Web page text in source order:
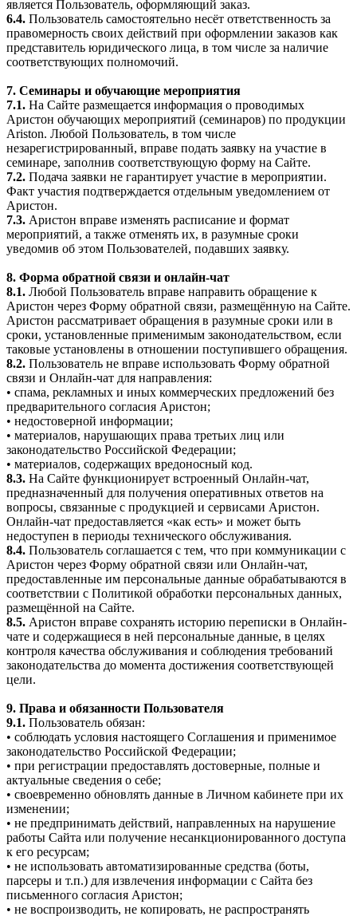
является Пользователь, оформляющий заказ.
6.4. Пользователь самостоятельно несёт ответственность за
правомерность своих действий при оформлении заказов как
представитель юридического лица, в том числе за наличие
соответствующих полномочий.
7. Семинары и обучающие мероприятия
7.1. На Сайте размещается информация о проводимых
Аристон обучающих мероприятий (семинаров) по продукции
Ariston. Любой Пользователь, в том числе
незарегистрированный, вправе подать заявку на участие в
семинаре, заполнив соответствующую форму на Сайте.
7.2. Подача заявки не гарантирует участие в мероприятии.
Факт участия подтверждается отдельным уведомлением от
Аристон.
7.3. Аристон вправе изменять расписание и формат
мероприятий, а также отменять их, в разумные сроки
уведомив об этом Пользователей, подавших заявку.
8. Форма обратной связи и онлайн-чат
8.1. Любой Пользователь вправе направить обращение к
Аристон через Форму обратной связи, размещённую на Сайте.
Аристон рассматривает обращения в разумные сроки или в
сроки, установленные применимым законодательством, если
таковые установлены в отношении поступившего обращения.
8.2. Пользователь не вправе использовать Форму обратной
связи и Онлайн-чат для направления:
• спама, рекламных и иных коммерческих предложений без
предварительного согласия Аристон;
• недостоверной информации;
• материалов, нарушающих права третьих лиц или
законодательство Российской Федерации;
• материалов, содержащих вредоносный код.
8.3. На Сайте функционирует встроенный Онлайн-чат,
предназначенный для получения оперативных ответов на
вопросы, связанные с продукцией и сервисами Аристон.
Онлайн-чат предоставляется «как есть» и может быть
недоступен в периоды технического обслуживания.
8.4. Пользователь соглашается с тем, что при коммуникации с
Аристон через Форму обратной связи или Онлайн-чат,
предоставленные им персональные данные обрабатываются в
соответствии с Политикой обработки персональных данных,
размещённой на Сайте.
8.5. Аристон вправе сохранять историю переписки в Онлайн-
чате и содержащиеся в ней персональные данные, в целях
контроля качества обслуживания и соблюдения требований
законодательства до момента достижения соответствующей
цели.
9. Права и обязанности Пользователя
9.1. Пользователь обязан:
• соблюдать условия настоящего Соглашения и применимое
законодательство Российской Федерации;
• при регистрации предоставлять достоверные, полные и
актуальные сведения о себе;
• своевременно обновлять данные в Личном кабинете при их
изменении;
• не предпринимать действий, направленных на нарушение
работы Сайта или получение несанкционированного доступа
к его ресурсам;
• не использовать автоматизированные средства (боты,
парсеры и т.п.) для извлечения информации с Сайта без
письменного согласия Аристон;
• не воспроизводить, не копировать, не распространять